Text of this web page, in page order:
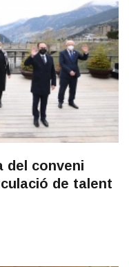
del conveni
de talent